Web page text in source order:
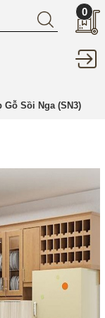
0
Gỗ Sồi Nga (SN3)